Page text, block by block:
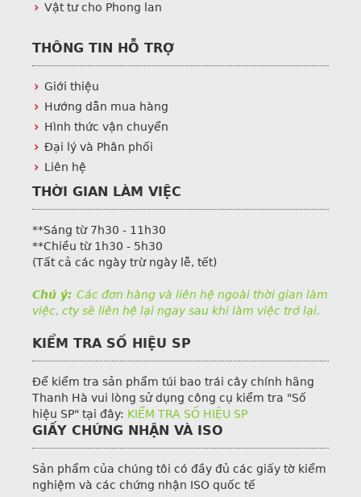
Vật tư cho Phong lan
THÔNG TIN HỖ TRỢ
Giới thiệu
Hướng dẫn mua hàng
Hình thức vận chuyển
Đại lý và Phân phối
Liên hệ
THỜI GIAN LÀM VIỆC
**Sáng từ 7h30 - 11h30
**Chiều từ 1h30 - 5h30
(Tất cả các ngày trừ ngày lễ, tết)
Chú ý: Các đơn hàng và liên hệ ngoài thời gian làm
việc, cty sẽ liên hệ lại ngay sau khi làm việc trở lại.
KIỂM TRA SỐ HIỆU SP
Để kiểm tra sản phẩm túi bao trái cây chính hãng
Thanh Hà vui lòng sử dụng công cụ kiểm tra "Số
hiệu SP" tại đây: KIỂM TRA SỐ HIỆU SP
GIẤY CHỨNG NHẬN VÀ ISO
Sản phẩm của chúng tôi có đầy đủ các giấy tờ kiểm
nghiệm và các chứng nhận ISO quốc tế